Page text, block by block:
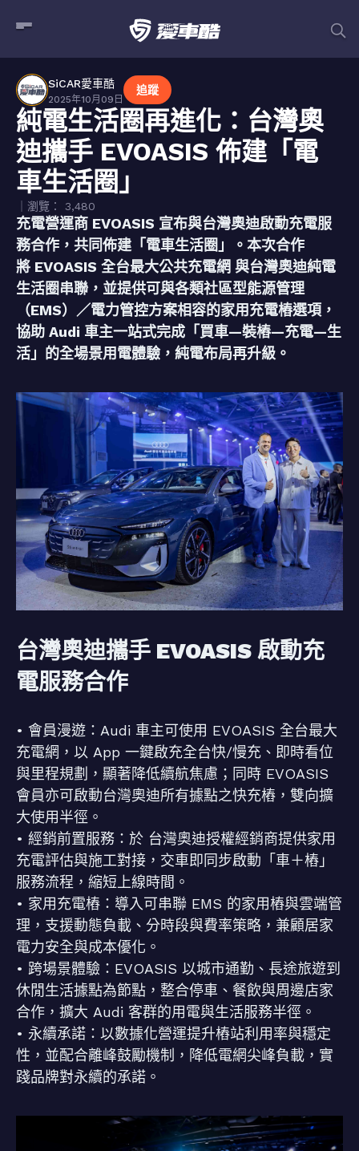
SiCAR愛車酷
2025年10月09日
追蹤
純電生活圈再進化：台灣奧
迪攜手 EVOASIS 佈建「電
車生活圈」
｜瀏覽： 3,480
充電營運商 EVOASIS 宣布與台灣奧迪啟動充電服
務合作，共同佈建「電車生活圈」。本次合作
將 EVOASIS 全台最大公共充電網 與台灣奧迪純電
生活圈串聯，並提供可與各類社區型能源管理
（EMS）／電力管控方案相容的家用充電樁選項，
協助 Audi 車主一站式完成「買車—裝樁—充電—生
活」的全場景用電體驗，純電布局再升級。
台灣奧迪攜手 EVOASIS 啟動充
電服務合作
• 會員漫遊：Audi 車主可使用 EVOASIS 全台最大
充電網，以 App 一鍵啟充全台快/慢充、即時看位
與里程規劃，顯著降低續航焦慮；同時 EVOASIS
會員亦可啟動台灣奧迪所有據點之快充樁，雙向擴
大使用半徑。
• 經銷前置服務：於 台灣奧迪授權經銷商提供家用
充電評估與施工對接，交車即同步啟動「車＋樁」
服務流程，縮短上線時間。
• 家用充電樁：導入可串聯 EMS 的家用樁與雲端管
理，支援動態負載、分時段與費率策略，兼顧居家
電力安全與成本優化。
• 跨場景體驗：EVOASIS 以城市通勤、長途旅遊到
休閒生活據點為節點，整合停車、餐飲與周邊店家
合作，擴大 Audi 客群的用電與生活服務半徑。
• 永續承諾：以數據化營運提升樁站利用率與穩定
性，並配合離峰鼓勵機制，降低電網尖峰負載，實
踐品牌對永續的承諾。